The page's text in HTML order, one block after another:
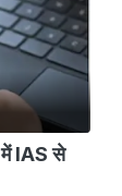
में IAS से